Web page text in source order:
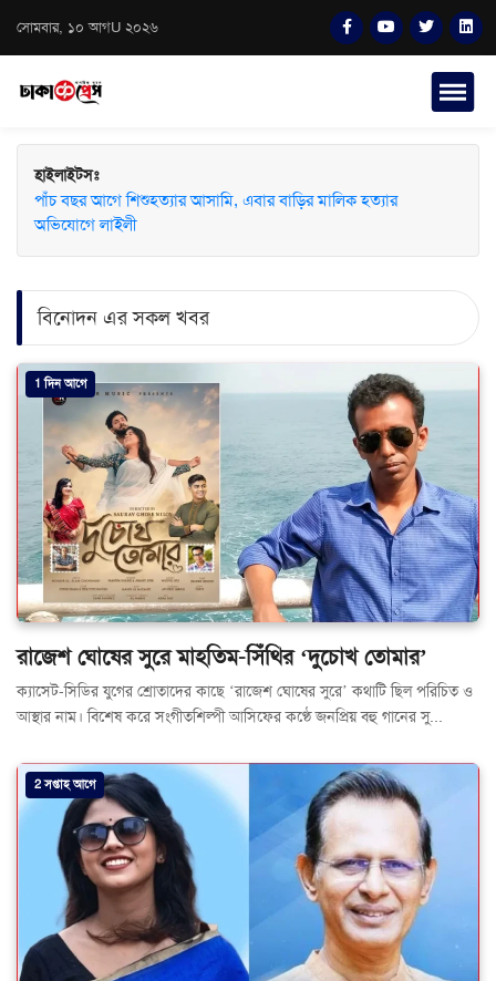
সোমবার, ১০ আগU ২০২৬
হাইলাইটসঃ
পাঁচ বছর আগে শিশুহত্যার আসামি, এবার বাড়ির মালিক হত্যার
অভিযোগে লাইলী
বিনোদন এর সকল খবর
1 দিন আগে
রাজেশ ঘোষের সুরে মাহতিম-সিঁথির ‘দুচোখ তোমার’
ক্যাসেট-সিডির যুগের শ্রোতাদের কাছে ‘রাজেশ ঘোষের সুরে’ কথাটি ছিল পরিচিত ও
আস্থার নাম। বিশেষ করে সংগীতশিল্পী আসিফের কণ্ঠে জনপ্রিয় বহু গানের সু...
2 সপ্তাহ আগে